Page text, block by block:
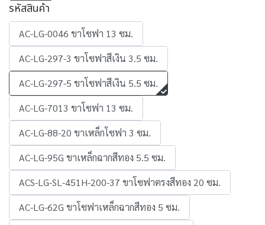
รหัสสินค้า
AC-LG-0046 ขาโซฟา 13 ซม.
AC-LG-297-3 ขาโซฟาสีเงิน 3.5 ซม.
AC-LG-297-5 ขาโซฟาสีเงิน 5.5 ซม.
AC-LG-7013 ขาโซฟา 13 ซม.
AC-LG-88-20 ขาเหล็กโซฟา 3 ซม.
AC-LG-95G ขาเหล็กฉากสีทอง 5.5 ซม.
ACS-LG-SL-451H-200-37 ขาโซฟาตรงสีทอง 20 ซม.
AC-LG-62G ขาโซฟาเหล็กฉากสีทอง 5 ซม.